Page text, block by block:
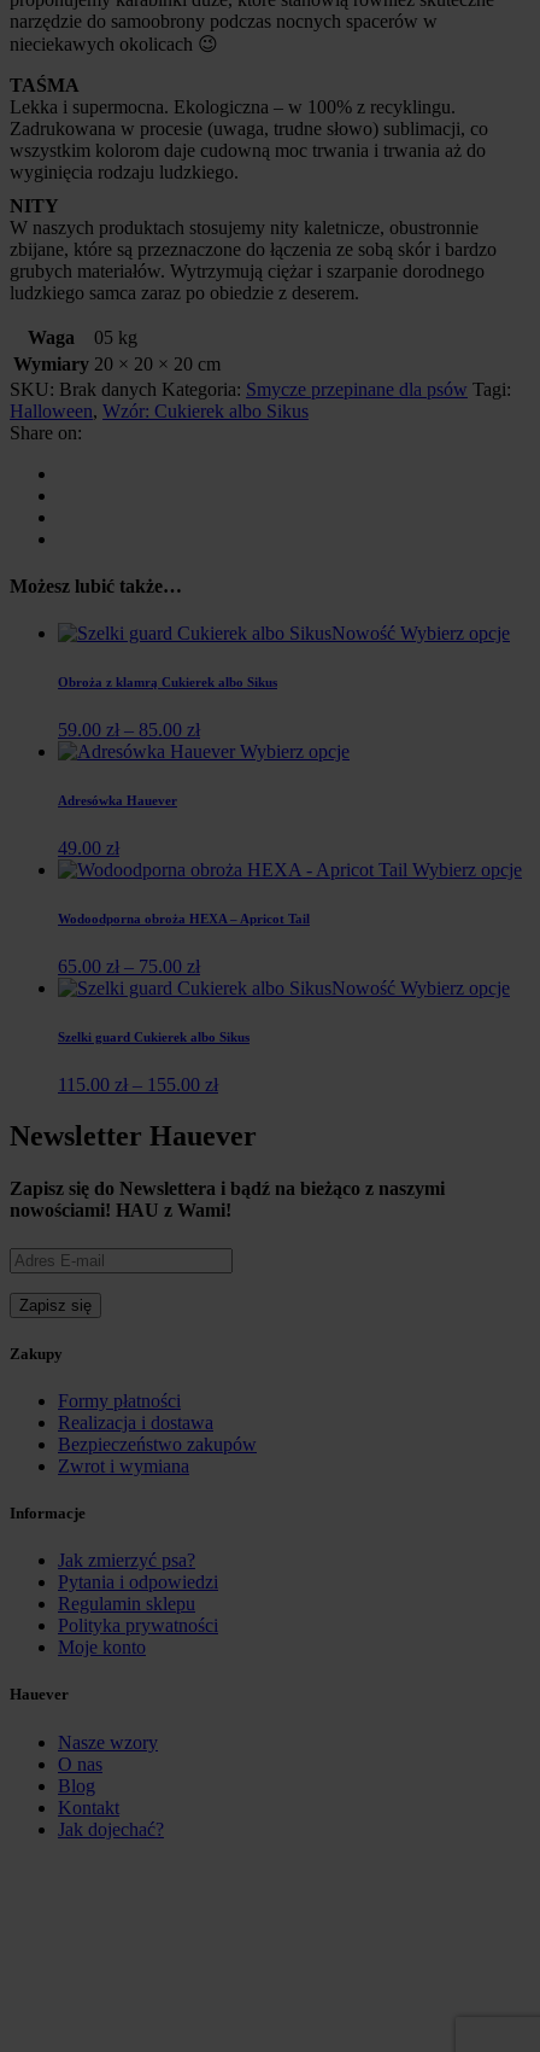
narzędzie do samoobrony podczas nocnych spacerów w
nieciekawych okolicach 😉
TAŚMA
Lekka i supermocna. Ekologiczna – w 100% z recyklingu.
Zadrukowana w procesie (uwaga, trudne słowo) sublimacji, co
wszystkim kolorom daje cudowną moc trwania i trwania aż do
wyginięcia rodzaju ludzkiego.
NITY
W naszych produktach stosujemy nity kaletnicze, obustronnie
zbijane, które są przeznaczone do łączenia ze sobą skór i bardzo
grubych materiałów. Wytrzymują ciężar i szarpanie dorodnego
ludzkiego samca zaraz po obiedzie z deserem.
Waga
05 kg
Wymiary 20 × 20 × 20 cm
SKU: Brak danych Kategoria: Smycze przepinane dla psów Tagi:
Halloween, Wzór: Cukierek albo Sikus
Share on:
Możesz lubić także…
Nowość Wybierz opcje
Obroża z klamrą Cukierek albo Sikus
59.00 zł – 85.00 zł
Wybierz opcje
Adresówka Hauever
49.00 zł
Wybierz opcje
Wodoodporna obroża HEXA – Apricot Tail
65.00 zł – 75.00 zł
Nowość Wybierz opcje
Szelki guard Cukierek albo Sikus
115.00 zł – 155.00 zł
Newsletter Hauever
Zapisz się do Newslettera i bądź na bieżąco z naszymi
nowościami! HAU z Wami!
Zakupy
Formy płatności
Realizacja i dostawa
Bezpieczeństwo zakupów
Zwrot i wymiana
Informacje
Jak zmierzyć psa?
Pytania i odpowiedzi
Regulamin sklepu
Polityka prywatności
Moje konto
Hauever
Nasze wzory
O nas
Blog
Kontakt
Jak dojechać?